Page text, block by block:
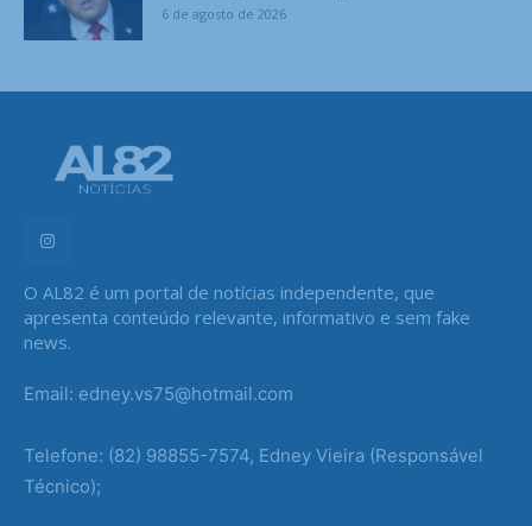
6 de agosto de 2026
O AL82 é um portal de notícias independente, que
apresenta conteúdo relevante, informativo e sem fake
news.
Email: edney.vs75@hotmail.com
Telefone: (82) 98855-7574, Edney Vieira (Responsável
Técnico);